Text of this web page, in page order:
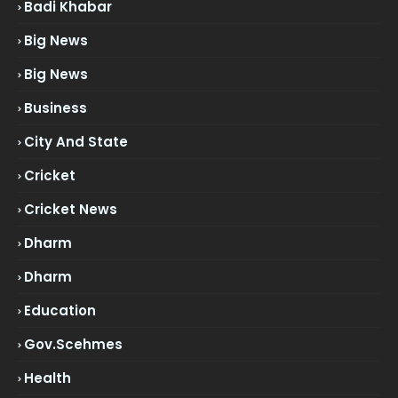
Badi Khabar
Big News
Big News
Business
City And State
Cricket
Cricket News
Dharm
Dharm
Education
Gov.scehmes
Health